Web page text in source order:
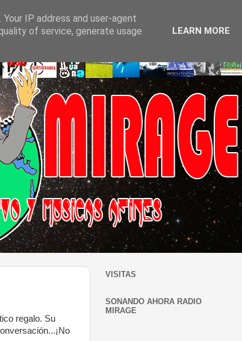
regalo. Su
VISITAS
SONANDO AHORA RADIO
MIRAGE
IP address and user-agent
of service, generate usage
LEARN MORE